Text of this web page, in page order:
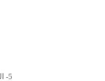
5- الماجستير فى العلوم علم الحيوان :